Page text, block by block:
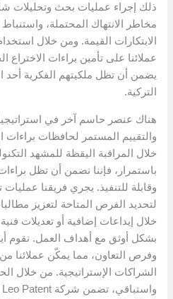
ذلك إجراء عمليات بحث وتحليلات
مخاطر الانتهاك المحتملة،
الابتكارات القيمة. ومن خلال
عملائنا على تأمين براءات الاختراع
يضمن أن تظل ملكيتهم الفكرية أحد
التركية.
هناك عنصر حاسم آخر في
والتقييم المستمر لحافظات براءات
خلال المراقبة اليقظة للمشهد
باستمرار، فإننا نضمن أن تظل
وقابلة للتنفيذ. يجري فريقنا
لتحديد الفرص المتاحة لتعزيز
خلال إيداعات إضافية أو تعديلات
بشكل أوثق مع أهداف العمل. نقوم
وفرص التعاون، مما يمكّن عملائنا من
الشراكات الإستراتيجية. من خلال